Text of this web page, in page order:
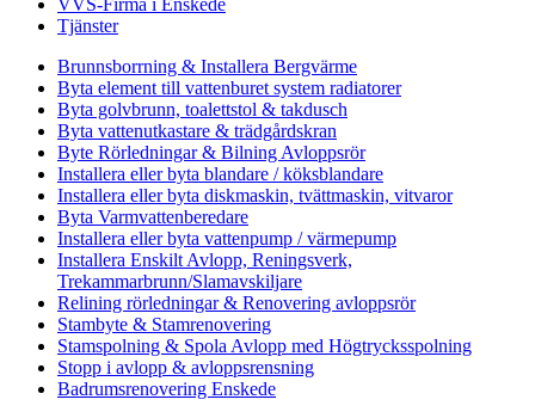
VVS-Firma i Enskede
Tjänster
Brunnsborrning & Installera Bergvärme
Byta element till vattenburet system radiatorer
Byta golvbrunn, toalettstol & takdusch
Byta vattenutkastare & trädgårdskran
Byte Rörledningar & Bilning Avloppsrör
Installera eller byta blandare / köksblandare
Installera eller byta diskmaskin, tvättmaskin, vitvaror
Byta Varmvattenberedare
Installera eller byta vattenpump / värmepump
Installera Enskilt Avlopp, Reningsverk,
Trekammarbrunn/Slamavskiljare
Relining rörledningar & Renovering avloppsrör
Stambyte & Stamrenovering
Stamspolning & Spola Avlopp med Högtrycksspolning
Stopp i avlopp & avloppsrensning
Badrumsrenovering Enskede